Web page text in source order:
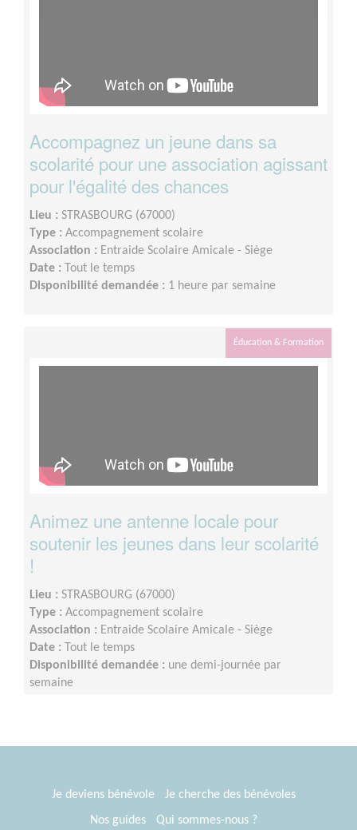
Accompagnez un jeune dans sa
scolarité pour une association agissant
pour l'égalité des chances
Lieu : STRASBOURG (67000)
Type : Accompagnement scolaire
Association : Entraide Scolaire Amicale - Siège
Date : Tout le temps
Disponibilité demandée : 1 heure par semaine
Éducation & Formation
Animez une antenne locale pour
soutenir les jeunes dans leur scolarité
!
Lieu : STRASBOURG (67000)
Type : Accompagnement scolaire
Association : Entraide Scolaire Amicale - Siège
Date : Tout le temps
Disponibilité demandée : une demi-journée par
semaine
Je deviens bénévole
Je cherche des bénévoles
Nos guides
Qui sommes-nous ?